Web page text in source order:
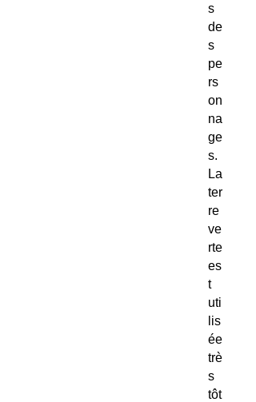
s
de
s
pe
rs
on
na
ge
s.
La
ter
re
ve
rte
es
t
uti
lis
ée
trè
s
tôt